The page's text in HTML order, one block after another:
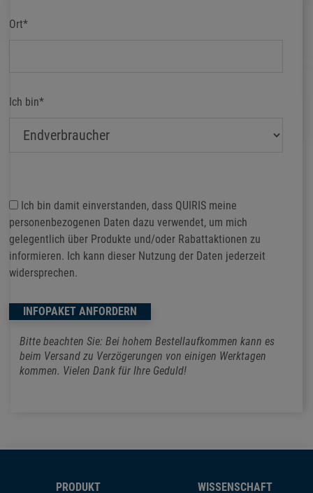
Ort*
Ich bin*
personenbezogenen Daten dazu verwendet, um mich
gelegentlich über Produkte und/oder Rabattaktionen zu
informieren. Ich kann dieser Nutzung der Daten jederzeit
widersprechen.
Bitte beachten Sie: Bei hohem Bestellaufkommen kann es
beim Versand zu Verzögerungen von einigen Werktagen
kommen. Vielen Dank für Ihre Geduld!
PRODUKT WISSENSCHAFT